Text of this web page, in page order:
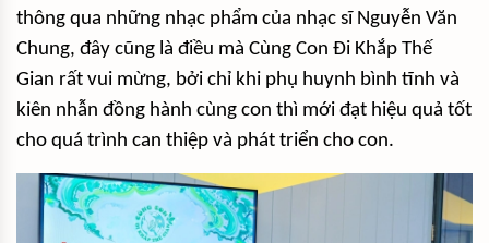
thông qua những nhạc phẩm của nhạc sĩ Nguyễn Văn
Chung, đây cũng là điều mà Cùng Con Đi Khắp Thế
Gian rất vui mừng, bởi chỉ khi phụ huynh bình tĩnh và
kiên nhẫn đồng hành cùng con thì mới đạt hiệu quả tốt
cho quá trình can thiệp và phát triển cho con.